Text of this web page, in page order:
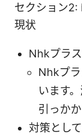
セクション2:
現状
Nhkプラ
Nhkプ
います
引っか
対策とし